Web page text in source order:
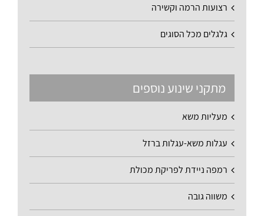
רצועות הרמה וקשירה
גלגלים מכל הסוגים
מתקני שינוע נוספים
מעליות משא
עגלות משא-עגלות ברזל
רמפה ניידת לפריקת מכולת
משווה גובה